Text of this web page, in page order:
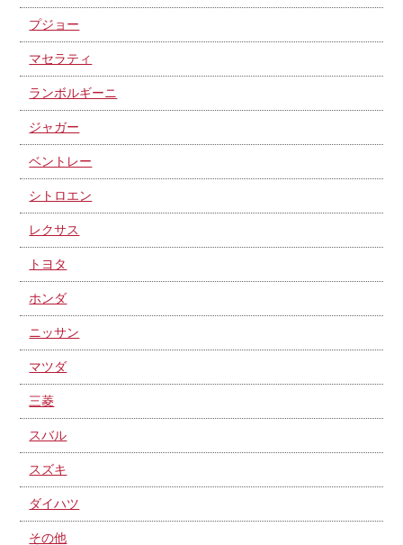
プジョー
マセラティ
ランボルギーニ
ジャガー
ベントレー
シトロエン
レクサス
トヨタ
ホンダ
ニッサン
マツダ
三菱
スバル
スズキ
ダイハツ
その他